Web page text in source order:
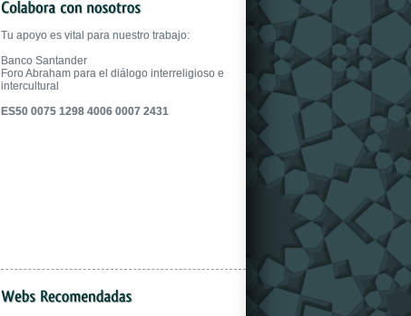
Tu apoyo es vital para nuestro trabajo:
Banco Santander
Foro Abraham para el diálogo interreligioso e
intercultural
ES50 0075 1298 4006 0007 2431